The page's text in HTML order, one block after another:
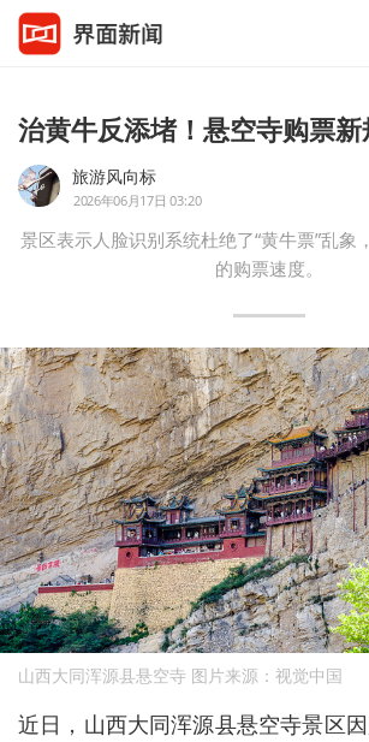
治黄牛反添堵！悬空寺购票
旅游风向标
2026年06月17日 03:20
景区表示人脸识别系统杜绝了“黄牛票”乱象
的购票速度。
山西大同浑源县悬空寺 图片来源：视觉中国
近日，山西大同浑源县悬空寺景区